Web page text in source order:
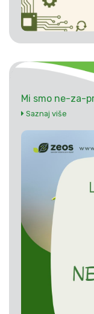
Mi smo ne-za-
Saznaj više